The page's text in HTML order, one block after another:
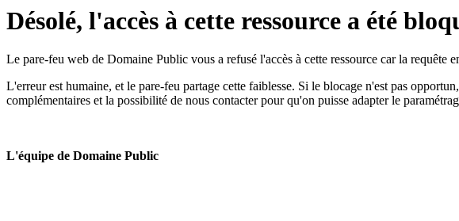
Désolé, l'accès à cette ressource a été
Le pare-feu web de Domaine Public vous a refusé l'accès à cette ressource car la requête
L'erreur est humaine, et le pare-feu partage cette faiblesse. Si le blocage n'est pas
complémentaires et la possibilité de nous contacter pour qu'on puisse adapter le
L'équipe de Domaine Public